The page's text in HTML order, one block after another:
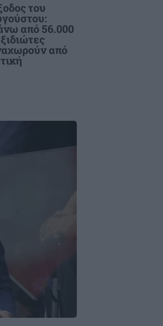
του
από 56.000
από